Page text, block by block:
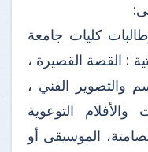
كليات جامعة
: القصة القصيرة ،
والتصوير الفني ،
والأفلام التوعوية
الموسيقى أو